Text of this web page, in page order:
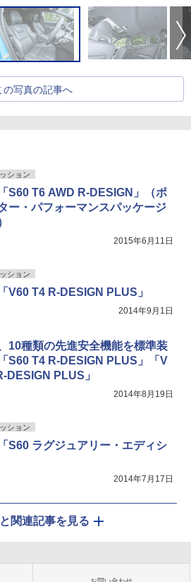
の写真の記事へ
ション
S60 T6 AWD R-DESIGN」（ポ
ー・パフォーマンスパッケージ
2015年6月11日
ション
V60 T4 R-DESIGN PLUS」
2014年9月1日
10種類の先進安全機能を標準装
S60 T4 R-DESIGN PLUS」「V
DESIGN PLUS」
2014年8月19日
ション
S60 ラグジュアリー・エディシ
2014年7月17日
関連記事を見る